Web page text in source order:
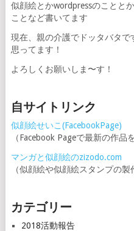
似顔絵とかwordpressのことと
ことなど書いてます
現在、親の介護でドッタバタで
思ってます！
よろしくお願いしま〜す！
自サイトリンク
似顔絵せいこ(FacebookPage)
（Facebook Pageで最新の作品
マンガと似顔絵のzizodo.com
（似顔絵や似顔絵スタンプの製
カテゴリー
2018活動報告